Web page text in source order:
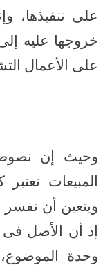
على تنفيذها،
خروجها عليه
على الأعمال
وحيث إن نصوص
المبيعات
ويتعين أن تفسر
إذ أن الأصل فى
وحدة